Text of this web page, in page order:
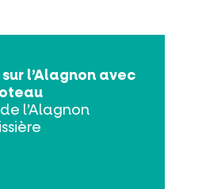
l’Alagnon avec
l’Alagnon